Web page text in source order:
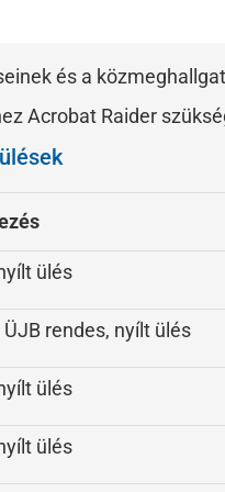
és a
Acrobat Raider
ülés
ÜJB rendes, nyílt ülés
ülés
ülés